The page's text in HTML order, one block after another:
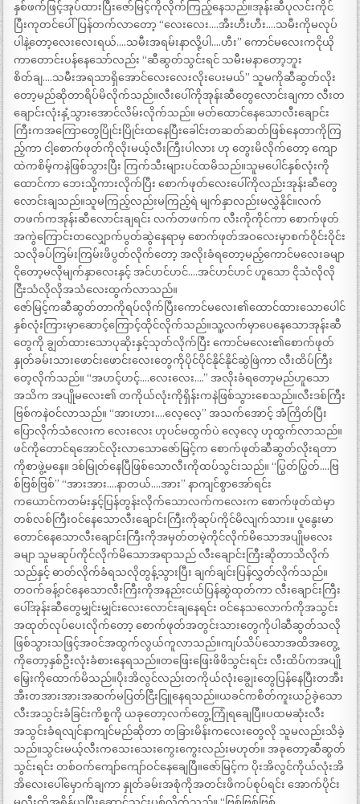
နှစ်ဖက်ဖြင့်အုပ်ထားပြီးဇော်မြင့်ကိုလိုက်ကြည့်နေသည်။အုန်းဆီပုလင်းကိုင်
ပြီးကုတင်ပေါ်ပြန်တက်လာတော့ “လေးလေး….အီးဟီးဟီး….သမီးကိုမလုပ်
ပါနဲ့တော့လေးလေးရယ်….သမီးအရမ်းနာလို့ပါ….ဟီး” ကောင်မလေးကငိုယို
ကာတောင်းပန်နေသော်လည်း “ဆီဆွတ်သွင်းရင် သမီးမနာတော့ဘူး
စိတ်ချ….သမီးအရသာရှိအောင်လေးလေးလိုးပေးမယ်” သူမကိုဆီဆွတ်လိုး
တော့မည်ဆိုတာရိပ်မိလိုက်သည်။လီးပေါ်ကိုအုန်းဆီတွေလောင်းချကာ လီးတ
ချောင်းလုံးနှံ့သွားအောင်လိမ်းလိုက်သည်။ မတ်ထောင်နေသောလီးချောင်း
ကြီးကအကြောတွေပြိုင်းပြိုင်းထနေပြီးခေါင်းတဆတ်ဆတ်ဖြစ်နေတာကိုကြ
ည့်ကာ ငါ့စောက်ဖုတ်ကိုလိုးမယ့်လီးကြီးပါလား ဟု တွေးမိလိုက်တော့ ကျော
ထဲကစိမ့်ကနဲဖြစ်သွားပြီး ကြက်သီးများပင်ထမိသည်။သူမပေါင်နှစ်လုံးကို
ထောင်ကာ ဘေးသို့ကားလိုက်ပြီး စောက်ဖုတ်လေးပေါ်ကိုလည်းအုန်းဆီတွေ
လောင်းချသည်။သူမကြည့်လည်းမကြည့်ရဲ မျက်နှာလည်းမလွှဲနိုင်။လက်
တဖက်ကအုန်းဆီလောင်းချရင်း လက်တဖက်က လီးကိုကိုင်ကာ စောက်ဖုတ်
အကွဲကြောင်းတလျှောက်ပွတ်ဆွဲနေရာမှ စောက်ဖုတ်အဝလေးမှာစက်ဝိုင်းဝိုင်း
သလိုခပ်ကြမ်းကြမ်းဖိပွတ်လိုက်တော့ အလိုးခံရတော့မည့်ကောင်မလေးခမျာ
ငိုတော့မလိုမျက်နှာလေးနှင့် အင်ဟင်ဟင်….အင်ဟင်ဟင် ဟူသော ငိုသံလိုလို
ငြီးသံလိုလိုအသံလေးထွက်လာသည်။
ဇော်မြင့်ကဆီဆွတ်တာကိုရပ်လိုက်ပြီးကောင်မလေး၏ထောင်ထားသောပေါင်
နှစ်လုံးကြားမှာဆောင့်ကြောင့်ထိုင်လိုက်သည်။သူ့လက်မှာပေနေသောအုန်းဆီ
တွေကို ချွတ်ထားသောပုဆိုးနှင့်သုတ်လိုက်ပြီး ကောင်မလေး၏စောက်ဖုတ်
နှုတ်ခမ်းသားဖောင်းဖောင်းလေးတွေကိုပိုင်ပိုင်နိုင်နိုင်ဆွဲဖြဲကာ လီးထိပ်ကြီး
တေ့လိုက်သည်။ “အဟင့်ဟင့်….လေးလေး….” အလိုးခံရတော့မည်ဟူသော
အသိက အပျိုမလေး၏ တကိုယ်လုံးကိုရှိန်းကနဲဖြစ်သွားစေသည်။လီးဒစ်ကြီး
ဗြစ်ကနဲဝင်လာသည်။ “အားဟား….လေ့လေ့” အသက်အောင့် အံကြိတ်ပြီး
ပြောလိုက်သံလေးက လေးလေး ဟုပင်မထွက်ပဲ လေ့လေ့ ဟုထွက်လာသည်။
ဖင်ကိုတောင်ရအောင်လိုးလာသောဇော်မြင့်က စောက်ဖုတ်ဆီဆွတ်လိုးရတာ
ကိုစာဖွဲ့မနေ။ ဒစ်မြုတ်နေပြီဖြစ်သောလီးကိုထပ်သွင်းသည်။ “ပြွတ်ပြွတ်….ဗြ
စ်ဗြစ်ဗြစ်” “အားအား….နာတယ်….အား” နာကျင်စွာအော်ရင်း
ကယောင်ကတမ်းနှင့်ပြန်တွန်းလိုက်သောလက်ကလေးက စောက်ဖုတ်ထဲမှာ
တစ်လစ်ကြီးဝင်နေသောလီးချောင်းကြီးကိုဆုပ်ကိုင်မိလျက်သား။ ပူနွေးမာ
တောင်နေသောလီးချောင်းကြီးကိုအမှတ်တမဲ့ကိုင်လိုက်မိသောအပျိုမလေး
ခမျာ သူမဆုပ်ကိုင်လိုက်မိသောအရာသည် လီးချောင်းကြီးဆိုတာသိလိုက်
သည်နှင့် ဓာတ်လိုက်ခံရသလိုတွန့်သွားပြီး ချက်ချင်းပြန်လွှတ်လိုက်သည်။
တဝက်ခန့်ဝင်နေသောလီးကြီးကိုအနည်းငယ်ပြန်ဆွဲထုတ်ကာ လီးချောင်းကြီး
ပေါ်အုန်းဆီတွေမျှင်းမျှင်းလေးလောင်းချနေရင်း ဝင်နေသလောက်ကိုအသွင်း
အထုတ်လုပ်ပေးလိုက်တော့ စောက်ဖုတ်အတွင်းသားတွေကိုပါဆီဆွတ်သလို
ဖြစ်သွားသဖြင့်အဝင်အထွက်လွယ်ကူလာသည်။ကျပ်သိပ်သောအထိအတွေ့
ကိုတော့နှစ်ဦးလုံးခံစားနေရသည်။တဖြေးဖြေးဖိဖိသွင်းရင်း လီးထိပ်ကအပျို
မြှေးကိုထောက်မိသည်။ပိုးအိလွင်လည်းတကိုယ်လုံးချွေးတွေပြန်နေပြီးတအီး
အီးတအားအားအဆက်မပြတ်ငြီးငြူနေရသည်။ယခင်ကစိတ်ကူးယဉ်ခဲ့သော
လီးအသွင်းခံခြင်းကိစ္စကို ယခုတော့လက်တွေ့ကြုံရချေပြီ။ပထမဆုံးလီး
အသွင်းခံရလျင်နာကျင်မည်ဆိုတာ တခြားမိန်းကလေးတွေလို သူမလည်းသိခဲ့
သည်။သွင်းမယ့်လီးကသေးသေးကွေးကွေးလည်းမဟုတ်။ အခုတော့ဆီဆွတ်
သွင်းရင်း တစ်ဝက်ကျော်ကျော်ဝင်နေချေပြီ။ဇော်မြင့်က ပိုးအိလွင်ကိုယ်လုံးအိ
အိလေးပေါ်မှောက်ချကာ နှုတ်ခမ်းအစုံကိုအတင်းဖိကပ်စုပ်ရင်း အောက်ပိုင်း